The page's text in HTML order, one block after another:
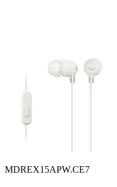
MDREX15APW.CE7